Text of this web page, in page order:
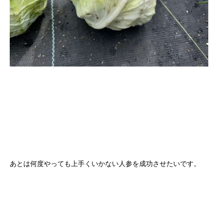
あとは何度やっても上手くいかない人参を成功させたいです。